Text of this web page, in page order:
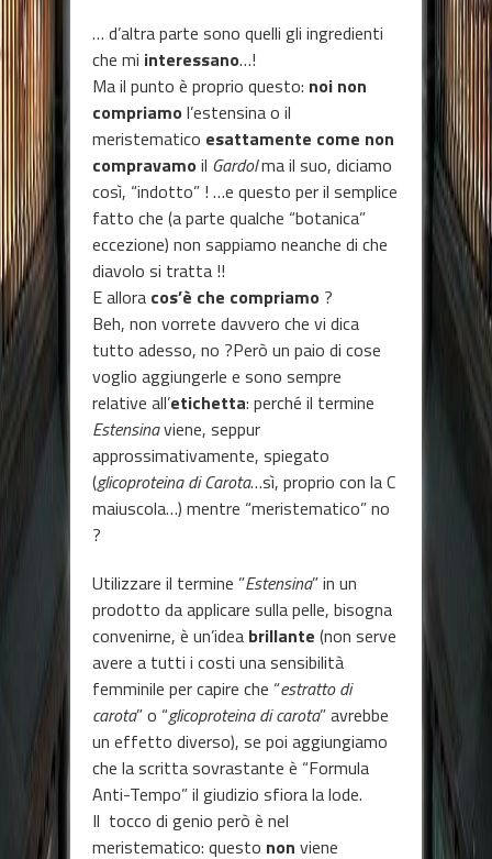
… d’altra parte sono quelli gli ingredienti
che mi interessano…!
Ma il punto è proprio questo: noi non
compriamo l’estensina o il
meristematico esattamente come non
compravamo il Gardolma il suo, diciamo
così, “indotto” ! …e questo per il semplice
fatto che (a parte qualche “botanica”
eccezione) non sappiamo neanche di che
diavolo si tratta !!
E allora cos’è che compriamo ?
Beh, non vorrete davvero che vi dica
tutto adesso, no ?Però un paio di cose
voglio aggiungerle e sono sempre
relative all’etichetta: perché il termine
Estensinaviene, seppur
approssimativamente, spiegato
(glicoproteina di Carota…sì, proprio con la C
maiuscola…) mentre “meristematico” no
?
Utilizzare il termine ”Estensina” in un
prodotto da applicare sulla pelle, bisogna
convenirne, è un’idea brillante (non serve
avere a tutti i costi una sensibilità
femminile per capire che “estratto di
carota” o “glicoproteina di carota” avrebbe
un effetto diverso), se poi aggiungiamo
che la scritta sovrastante è “Formula
Anti-Tempo” il giudizio sfiora la lode.
Il tocco di genio però è nel
meristematico: questo non viene